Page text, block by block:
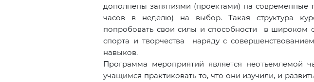
дополнены занятиями (проектами) на современные
часов в неделю) на выбор. Такая структура
попробовать свои силы и способности в широком
спорта и творчества наряду с
навыков.
Программа мероприятий является неотъемлемой
учащимся практиковать то, что они изучили, и